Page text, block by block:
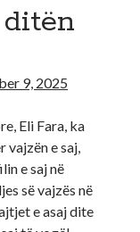
9, 2025
Eli Fara, ka
vajzën e saj,
e saj në
së vajzës në
e asaj dite